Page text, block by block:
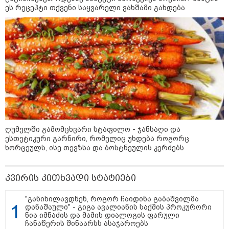
კატეგორიის ყველა სიახლე
"უნდა დაგვხვრიტოთ? - არა,
თქვენი დახვრეტა რაში გვაწყობს,
გუდაუთაში ქართველ ტყვეებში
უნდა გადაგცვალოთ..."
მთავარი შეცდომა, რომელიც
შავ ზღვაში გემებზე
ეს რეცეპტი თქვენი საყვარელი ვახშამი გახდება
ღუმელში გამომცხვარი სტაფილო - ჯანსაღი და
ესთეტიკური გარნირი, რომელიც უხდება როგორც
ხორცეულს, ისე თევზსა და ბოსტნეულის კერძებს
კვირის კითხვადი სტატიები
"განიხილავდნენ, როგორ ჩაიდინა გაბაშვილმა
დანაშაული" - გიგა ავალიანის საქმის პროკურორი
ნია იმნაძის და მამის დიალოგის ფარული
ჩანაწერის შინაარსს ასაჯაროებს